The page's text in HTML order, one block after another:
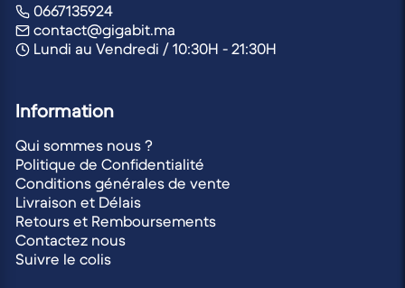
0667135924
contact@gigabit.ma
Lundi au Vendredi / 10:30H - 21:30H
Information
Qui sommes nous ?
Politique de Confidentialité
Conditions générales de vente
Livraison et Délais
Retours et Remboursements
Contactez nous
Suivre le colis